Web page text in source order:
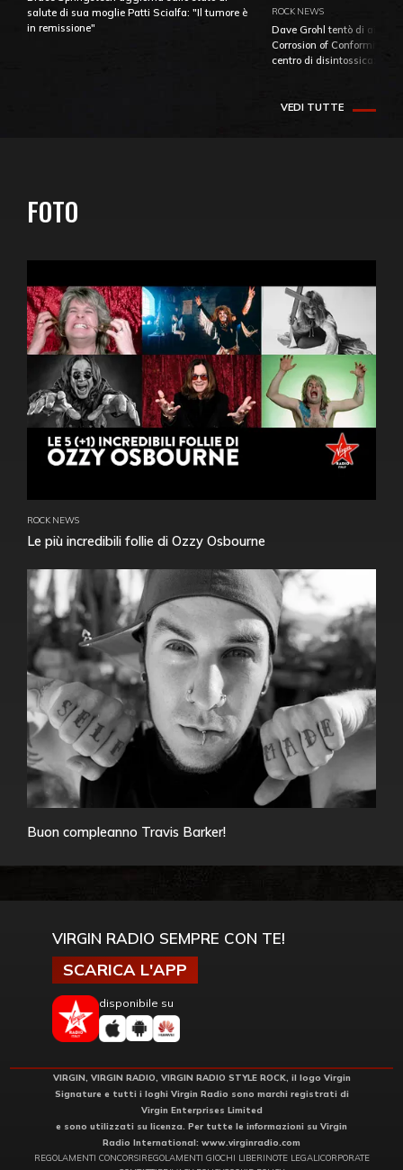
salute di sua moglie Patti Scialfa: "Il tumore è
in remissione"
ROCK NEWS
Dave Grohl tentò di
Corrosion of Conformity
centro di
VEDI TUTTE
FOTO
ROCK NEWS
Le più incredibili follie di Ozzy Osbourne
Buon compleanno Travis Barker!
VIRGIN RADIO SEMPRE CON TE!
SCARICA L'APP
disponibile su
VIRGIN, VIRGIN RADIO, VIRGIN RADIO STYLE ROCK, il logo Virgin
Signature e tutti i loghi Virgin Radio sono marchi registrati di
Virgin Enterprises Limited
e sono utilizzati su licenza. Per tutte le informazioni su Virgin
Radio International: www.virginradio.com
REGOLAMENTI CONCORSIREGOLAMENTI GIOCHI LIBERINOTE LEGALICORPORATE